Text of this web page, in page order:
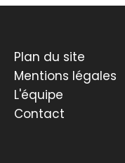
Plan du site
Mentions légales
L'équipe
Contact